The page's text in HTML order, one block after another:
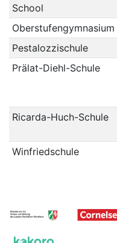
School
Oberstufengymnasium
Pestalozzischule
Prälat-Diehl-Schule
Ricarda-Huch-Schule
Winfriedschule